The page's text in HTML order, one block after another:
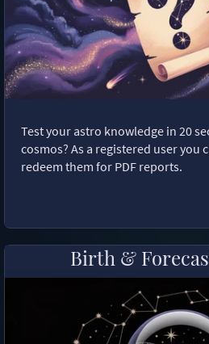
Test your astro knowledge in 20
cosmos? As a registered user you
redeem them for PDF reports.
Birth &